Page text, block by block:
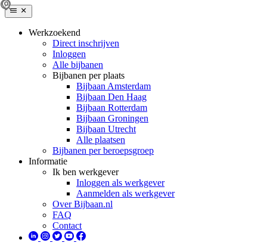
Werkzoekend
Direct inschrijven
Inloggen
Alle bijbanen
Bijbanen per plaats
Bijbaan Amsterdam
Bijbaan Den Haag
Bijbaan Rotterdam
Bijbaan Groningen
Bijbaan Utrecht
Alle plaatsen
Bijbanen per beroepsgroep
Informatie
Ik ben werkgever
Inloggen als werkgever
Aanmelden als werkgever
Over Bijbaan.nl
FAQ
Contact